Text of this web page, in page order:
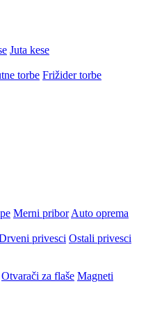
Juta kese
torbe Frižider torbe
Merni pribor Auto oprema
privesci Ostali privesci
Otvarači za flaše Magneti